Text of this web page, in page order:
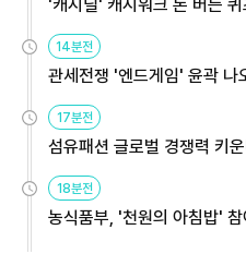
'캐시딜' 캐시워크 돈 버는
14분전
관세전쟁 '엔드게임' 윤곽
용해야
17분전
섬유패션 글로벌 경쟁력 키
원
18분전
농식품부, '천원의 아침밥'